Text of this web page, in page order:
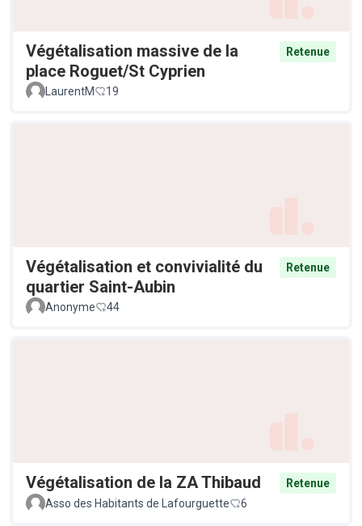
Végétalisation massive de la
place Roguet/St Cyprien
Retenue
LaurentM 19
Végétalisation et convivialité du
quartier Saint-Aubin
Retenue
Anonyme 44
Végétalisation de la ZA Thibaud
Retenue
Asso des Habitants de Lafourguette
6